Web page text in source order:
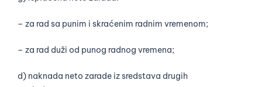
– za rad sa punim i skraćenim radnim vremenom;
– za rad duži od punog radnog vremena;
d) naknada neto zarade iz sredstava drugih